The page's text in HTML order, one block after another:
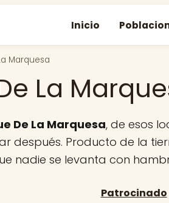
Inicio
Marquesa
La
De La Marquesa, de esos
después. Producto de la
nadie se levanta con